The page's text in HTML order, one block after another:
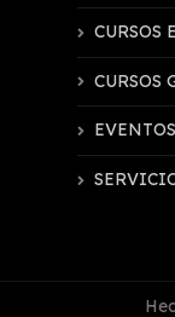
CURSOS
CURSOS